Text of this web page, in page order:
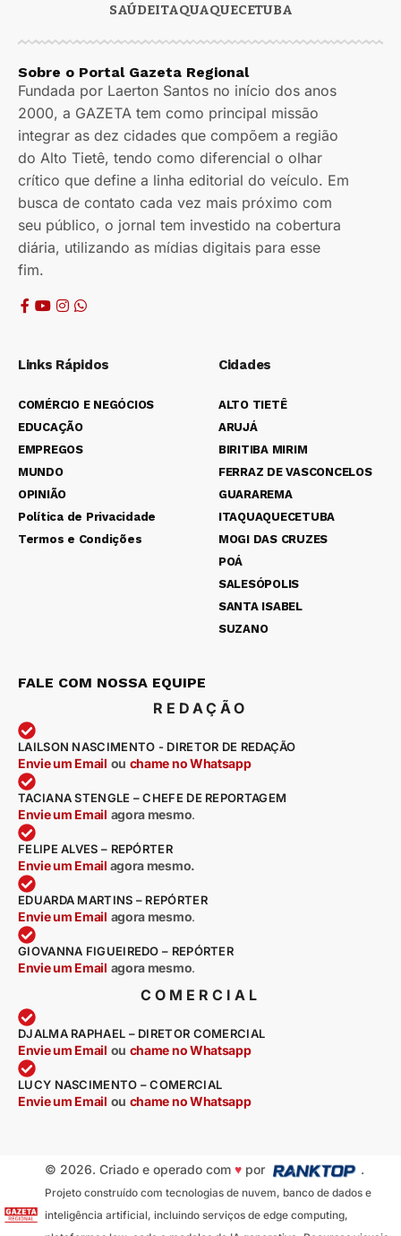
SAÚDEITAQUAQUECETUBA
Sobre o Portal Gazeta Regional
Fundada por Laerton Santos no início dos anos
2000, a GAZETA tem como principal missão
integrar as dez cidades que compõem a região
do Alto Tietê, tendo como diferencial o olhar
crítico que define a linha editorial do veículo. Em
busca de contato cada vez mais próximo com
seu público, o jornal tem investido na cobertura
diária, utilizando as mídias digitais para esse
fim.
Links Rápidos
COMÉRCIO E NEGÓCIOS
EDUCAÇÃO
EMPREGOS
MUNDO
OPINIÃO
Política de Privacidade
Termos e Condições
Cidades
ALTO TIETÊ
ARUJÁ
BIRITIBA MIRIM
FERRAZ DE VASCONCELOS
GUARAREMA
ITAQUAQUECETUBA
MOGI DAS CRUZES
POÁ
SALESÓPOLIS
SANTA ISABEL
SUZANO
FALE COM NOSSA EQUIPE
REDAÇÃO
LAILSON NASCIMENTO - DIRETOR DE REDAÇÃO
Envie um Email ou chame no Whatsapp
TACIANA STENGLE – CHEFE DE REPORTAGEM
Envie um Email agora mesmo.
FELIPE ALVES – REPÓRTER
Envie um Email agora mesmo.
EDUARDA MARTINS – REPÓRTER
Envie um Email agora mesmo.
GIOVANNA FIGUEIREDO – REPÓRTER
Envie um Email agora mesmo.
COMERCIAL
DJALMA RAPHAEL – DIRETOR COMERCIAL
Envie um Email ou chame no Whatsapp
LUCY NASCIMENTO – COMERCIAL
Envie um Email ou chame no Whatsapp
© 2026. Criado e operado com ♥por .
Projeto construído com tecnologias de nuvem, banco de dados e
inteligência artificial, incluindo serviços de edge computing,